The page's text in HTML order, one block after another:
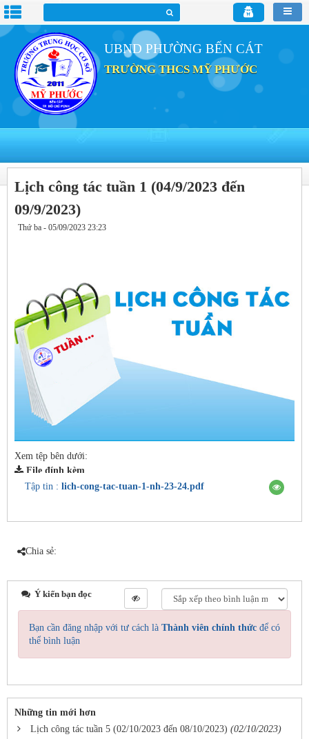
UBND PHƯỜNG BẾN CÁT
TRƯỜNG THCS MỸ PHƯỚC
Lịch công tác tuần 1 (04/9/2023 đến
09/9/2023)
Thứ ba - 05/09/2023 23:23
Xem tệp bên dưới:
File đính kèm
Tập tin : lich-cong-tac-tuan-1-nh-23-24.pdf
Chia sẻ:
Ý kiến bạn đọc
Bạn cần đăng nhập với tư cách là Thành viên chính thức để có
thể bình luận
Những tin mới hơn
Lịch công tác tuần 5 (02/10/2023 đến 08/10/2023) (02/10/2023)